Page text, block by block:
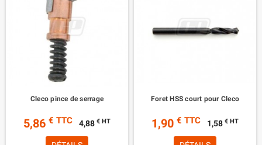
Cleco pince de serrage
5,86 € TTC 4,88 € HT
Foret HSS court pour Cleco
1,90 € TTC 1,58 € HT